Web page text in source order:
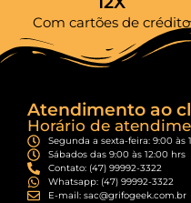
Com cartões de crédito
Atendimento ao
Horário de
Segunda a sexta-feira: 9:00 às
Sábados das 9:00 às 12:00 hrs
Contato: (47) 99992-3322
Whatsapp: (47) 99992-3322
E-mail: sac@grifogeek.com.br